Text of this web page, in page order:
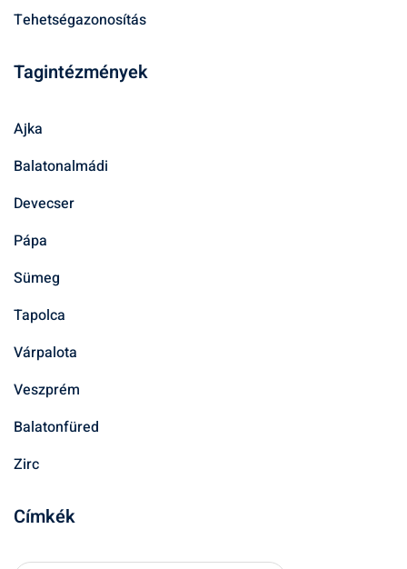
Tehetségazonosítás
Tagintézmények
Ajka
Balatonalmádi
Devecser
Pápa
Sümeg
Tapolca
Várpalota
Veszprém
Balatonfüred
Zirc
Címkék